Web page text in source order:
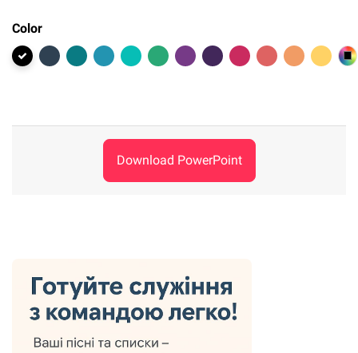
Color
Download PowerPoint